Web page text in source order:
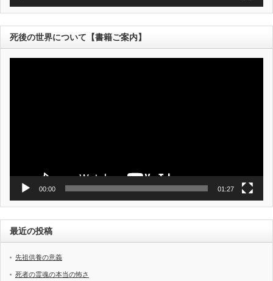
死後の世界について【書籍ご案内】
00:00 01:27
最近の投稿
先祖供養の意義
死者の霊魂の本当の怖さ